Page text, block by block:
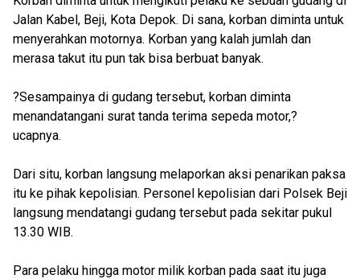
Jalan Kabel, Beji, Kota Depok. Di sana, korban diminta untuk
menyerahkan motornya. Korban yang kalah jumlah dan
merasa takut itu pun tak bisa berbuat banyak.
?Sesampainya di gudang tersebut, korban diminta
menandatangani surat tanda terima sepeda motor,?
ucapnya.
Dari situ, korban langsung melaporkan aksi penarikan paksa
itu ke pihak kepolisian. Personel kepolisian dari Polsek Beji
langsung mendatangi gudang tersebut pada sekitar pukul
13.30 WIB.
Para pelaku hingga motor milik korban pada saat itu juga